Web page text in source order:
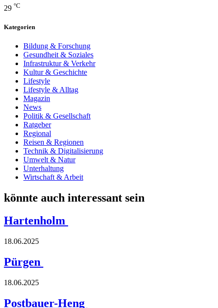
29 °C
Kategorien
Bildung & Forschung
Gesundheit & Soziales
Infrastruktur & Verkehr
Kultur & Geschichte
Lifestyle
Lifestyle & Alltag
Magazin
News
Politik & Gesellschaft
Ratgeber
Regional
Reisen & Regionen
Technik & Digitalisierung
Umwelt & Natur
Unterhaltung
Wirtschaft & Arbeit
könnte auch interessant sein
Hartenholm
18.06.2025
Pürgen
18.06.2025
Postbauer-Heng